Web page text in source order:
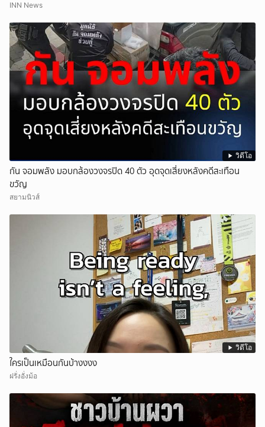
INN News
วิดีโอ
กัน จอมพลัง มอบกล้องวงจรปิด 40 ตัว อุดจุดเสี่ยงหลังคดีสะเทือน
ขวัญ
สยามนิวส์
วิดีโอ
ใครเป็นเหมือนกันบ้างงงง
ฝรั่งอั่งม้อ